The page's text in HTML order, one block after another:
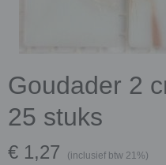
Goudader 2
25 stuks
€ 1,27 (inclusief btw 21%)